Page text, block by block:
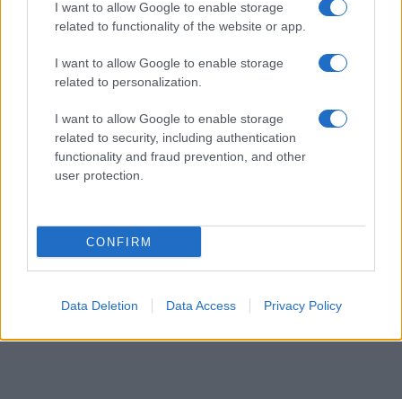
I want to allow Google to enable storage
related to functionality of the website or app.
I want to allow Google to enable storage
related to personalization.
I want to allow Google to enable storage
related to security, including authentication
functionality and fraud prevention, and other
user protection.
CONFIRM
Data Deletion Data Access Privacy Policy
Watt&Volt Value: 13,96 σεντς ανά κιλοβατώρα (από 14)
13,9 σεντς ανά κιλοβατώρα (αμετάβλητο)
Volterra: 18,8 σεντς ανά κιλοβατώρα (αμετάβλητο)
Volton Home: 16,63 σεντς ανά κιλοβατώρα (από 17,26)
Αναβρασμός με το δώρο Πάσχα – Γιατί θα
γίνει παρέμβαση της Επιθεώρησης Εργασίας